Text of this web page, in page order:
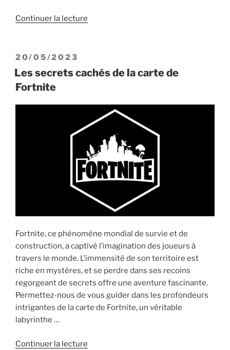
Continuer la lecture
Fortnite
de
saison
10 »
PUBLIÉ
LE
20/05/2023
Les secrets cachés de la carte de
Fortnite
Fortnite, ce phénomène mondial de survie et de
construction, a captivé l’imagination des joueurs à
travers le monde. L’immensité de son territoire est
riche en mystères, et se perdre dans ses recoins
regorgeant de secrets offre une aventure fascinante.
Permettez-nous de vous guider dans les profondeurs
intrigantes de la carte de Fortnite, un véritable
labyrinthe …
Continuer la lecture